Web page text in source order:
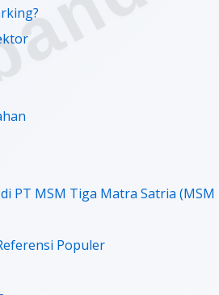
PT MSM Tiga Matra Satria
Populer